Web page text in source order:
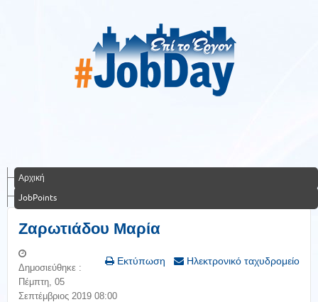
Αρχική
JobPoints
Ζαρωτιάδου Μαρία
Εκτύπωση Ηλεκτρονικό ταχυδρομείο
Δημοσιεύθηκε :
Πέμπτη, 05
Σεπτέμβριος 2019 08:00